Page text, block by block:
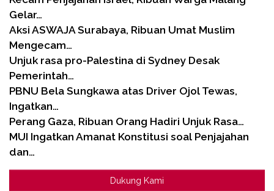
Gelar…
Aksi ASWAJA Surabaya, Ribuan Umat Muslim
Mengecam…
Unjuk rasa pro-Palestina di Sydney Desak
Pemerintah…
PBNU Bela Sungkawa atas Driver Ojol Tewas,
Ingatkan…
Perang Gaza, Ribuan Orang Hadiri Unjuk Rasa…
MUI Ingatkan Amanat Konstitusi soal Penjajahan
dan…
Dukung Kami